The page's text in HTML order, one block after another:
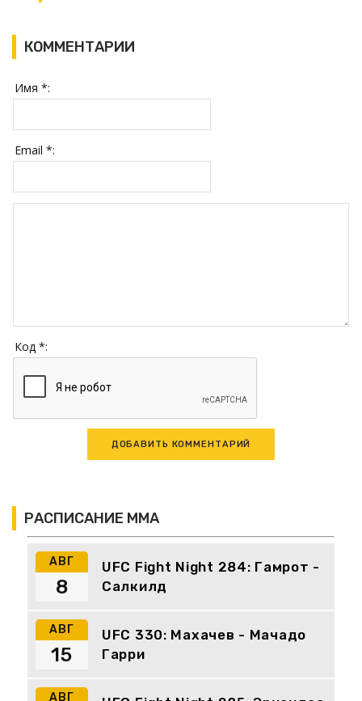
РАСПИСАНИЕ ММА
АВГ
UFC Fight Night 284: Гамрот -
Салкилд
8
АВГ
UFC 330: Махачев - Мачадо
Гарри
15
АВГ
КОММЕНТАРИИ
Имя *:
Email *:
Код *: